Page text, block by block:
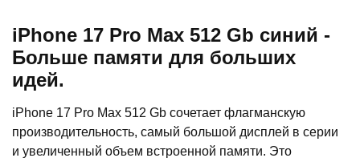
iPhone 17 Pro Max 512 Gb синий -
Больше памяти для больших
идей.
iPhone 17 Pro Max 512 Gb сочетает флагманскую
производительность, самый большой дисплей в серии
и увеличенный объем встроенной памяти. Это